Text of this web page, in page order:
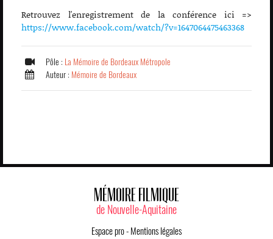
Retrouvez l'enregistrement de la conférence ici =>
https://www.facebook.com/watch/?v=1647064475463368
Pôle : La Mémoire de Bordeaux Métropole
Auteur : Mémoire de Bordeaux
MÉMOIRE FILMIQUE
de Nouvelle-Aquitaine
Espace pro- Mentions légales